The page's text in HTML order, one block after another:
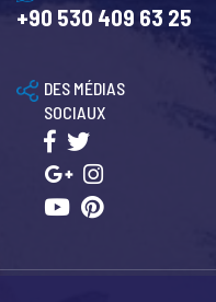
+90 530 409 63 25
DES MÉDIAS
SOCIAUX